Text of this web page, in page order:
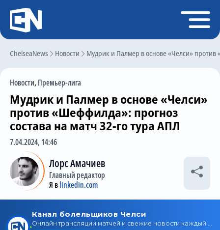
ChelseaNews Новости Мудрик и Палмер в основе «Челси» против
Новости, Премьер-лига
Мудрик и Палмер в основе «Челси»
против «Шеффилда»: прогноз
состава на матч 32-го тура АПЛ
7.04.2024, 14:46
Лорс Амачиев
Главный редактор
Я вlinkedin.com
Регистрация
Главная
Трансферы
Слухи
История Челси
Статистика
Календарь игр
Состав команды
Поиск по сайту